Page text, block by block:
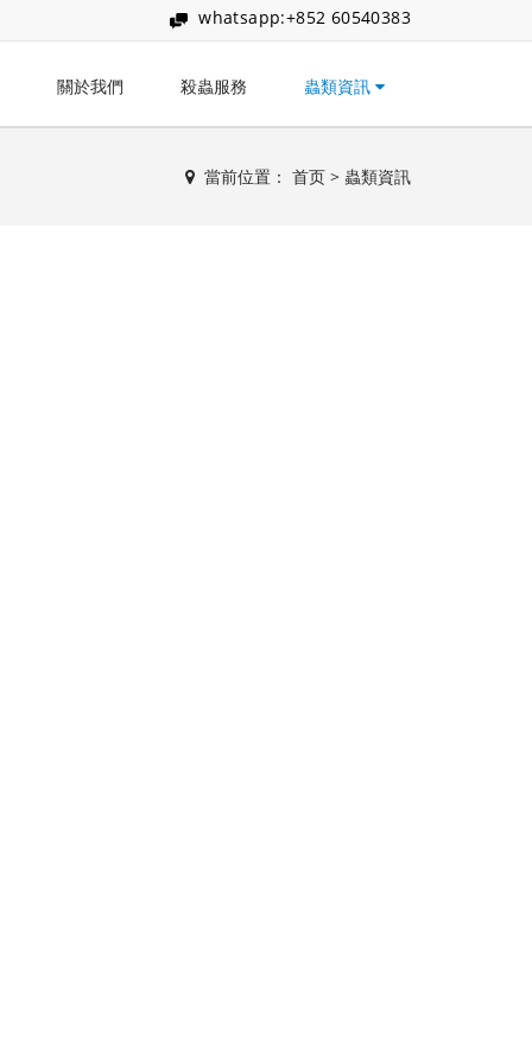
whatsapp:+852 60540383
關於我們 殺蟲服務 蟲類資訊
當前位置： 首页 > 蟲類資訊